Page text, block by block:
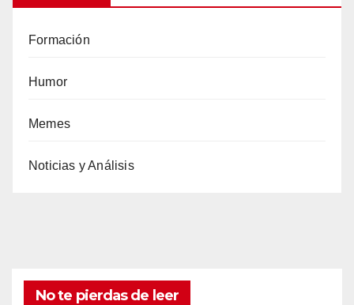
Formación
Humor
Memes
Noticias y Análisis
No te pierdas de leer